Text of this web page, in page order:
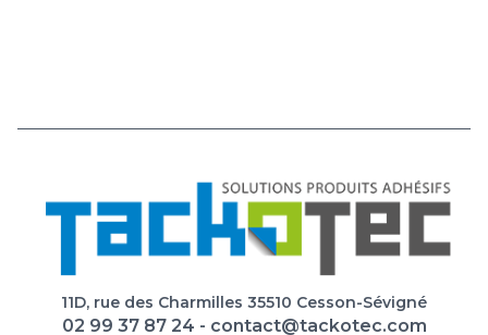
11D, rue des Charmilles 35510 Cesson-Sévigné
02 99 37 87 24 - contact@tackotec.com